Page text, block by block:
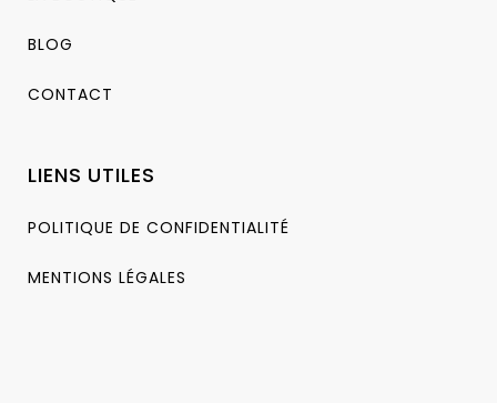
BLOG
CONTACT
LIENS UTILES
POLITIQUE DE CONFIDENTIALITÉ
MENTIONS LÉGALES